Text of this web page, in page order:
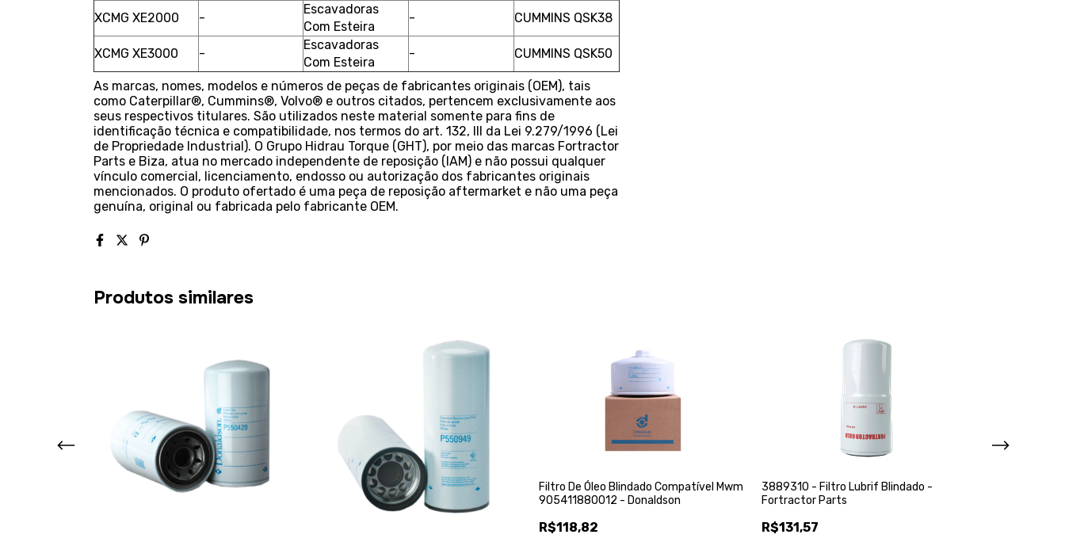
XCMG XE2000 -
Escavadoras
Com Esteira
- CUMMINS QSK38
XCMG XE3000 -
Escavadoras
Com Esteira
- CUMMINS QSK50
As marcas, nomes, modelos e números de peças de fabricantes originais (OEM), tais
como Caterpillar®, Cummins®, Volvo® e outros citados, pertencem exclusivamente aos
seus respectivos titulares. São utilizados neste material somente para fins de
identificação técnica e compatibilidade, nos termos do art. 132, III da Lei 9.279/1996 (Lei
de Propriedade Industrial). O Grupo Hidrau Torque (GHT), por meio das marcas Fortractor
Parts e Biza, atua no mercado independente de reposição (IAM) e não possui qualquer
vínculo comercial, licenciamento, endosso ou autorização dos fabricantes originais
mencionados. O produto ofertado é uma peça de reposição aftermarket e não uma peça
genuína, original ou fabricada pelo fabricante OEM.
Produtos similares
Filtro De Óleo Blindado Compatível Mwm
905411880012 - Donaldson
R$118,82
3889310 - Filtro Lubrif Blindado -
Fortractor Parts
R$131,57